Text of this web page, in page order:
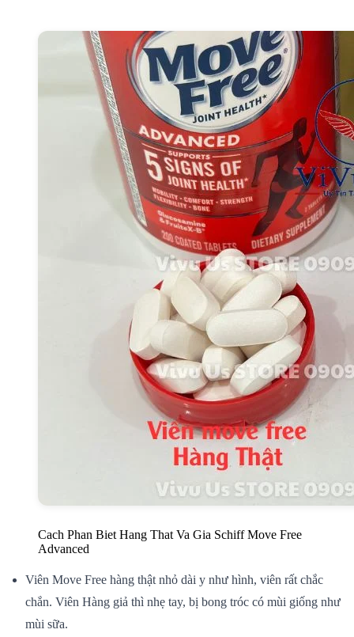
Cach Phan Biet Hang That Va Gia Schiff Move Free
Advanced
Viên Move Free hàng thật nhỏ dài y như hình, viên rất chắc
chắn. Viên Hàng giả thì nhẹ tay, bị bong tróc có mùi giống như
mùi sữa.